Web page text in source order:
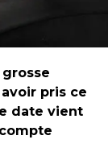
grosse
pris ce
date vient